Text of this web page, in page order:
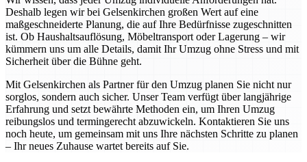
Deshalb legen wir bei Gelsenkirchen großen Wert auf eine
maßgeschneiderte Planung, die auf Ihre Bedürfnisse zugeschnitten
ist. Ob Haushaltsauflösung, Möbeltransport oder Lagerung – wir
kümmern uns um alle Details, damit Ihr Umzug ohne Stress und mit
Sicherheit über die Bühne geht.
Mit Gelsenkirchen als Partner für den Umzug planen Sie nicht nur
sorglos, sondern auch sicher. Unser Team verfügt über langjährige
Erfahrung und setzt bewährte Methoden ein, um Ihren Umzug
reibungslos und termingerecht abzuwickeln. Kontaktieren Sie uns
noch heute, um gemeinsam mit uns Ihre nächsten Schritte zu planen
– Ihr neues Zuhause wartet bereits auf Sie.